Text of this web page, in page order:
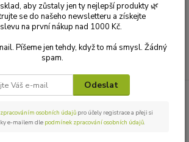
Lichořeřišnice větší kapsle 120 ks Salvia
větší kapsle 120 ks
aby zůstaly jen ty nejlepší produkty 🌿
se do našeho newsletteru a získejte
na první nákup nad 1000 Kč.
Píšeme jen tehdy, když to má smysl. Žádný
spam.
Odeslat
zpracováním osobních údajů pro účely registrace a přeji si
e-mailem dle podmínek zpracování osobních údajů.